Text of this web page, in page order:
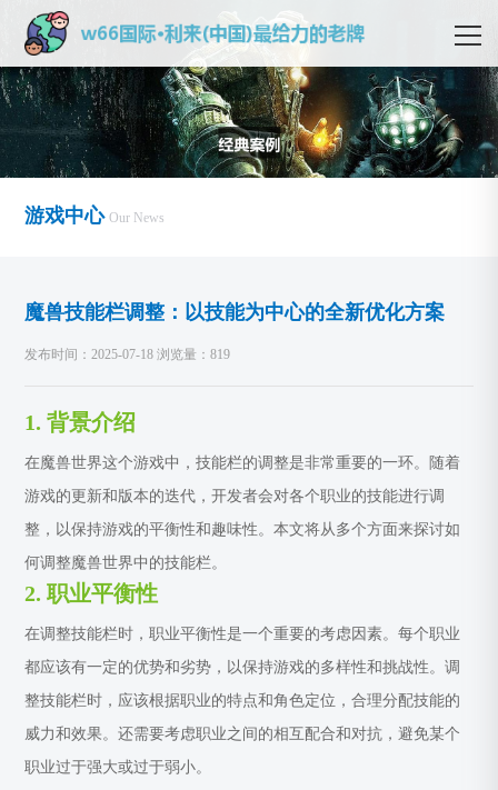
游戏中心 Our News
魔兽技能栏调整：以技能为中心的全新优化方案
发布时间：2025-07-18 浏览量：819
1. 背景介绍
在魔兽世界这个游戏中，技能栏的调整是非常重要的一环。随着
游戏的更新和版本的迭代，开发者会对各个职业的技能进行调
整，以保持游戏的平衡性和趣味性。本文将从多个方面来探讨如
何调整魔兽世界中的技能栏。
2. 职业平衡性
在调整技能栏时，职业平衡性是一个重要的考虑因素。每个职业
都应该有一定的优势和劣势，以保持游戏的多样性和挑战性。调
整技能栏时，应该根据职业的特点和角色定位，合理分配技能的
威力和效果。还需要考虑职业之间的相互配合和对抗，避免某个
职业过于强大或过于弱小。